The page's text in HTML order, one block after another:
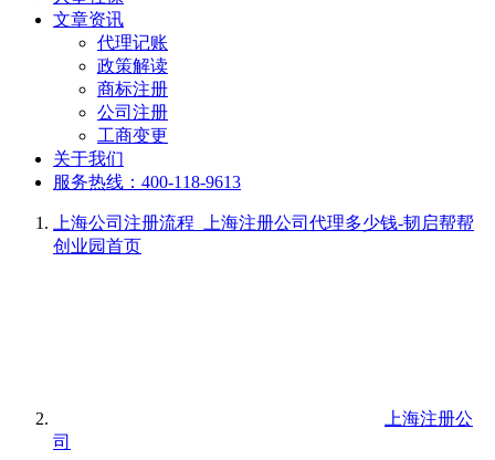
文章资讯
代理记账
政策解读
商标注册
公司注册
工商变更
关于我们
服务热线：400-118-9613
上海公司注册流程_上海注册公司代理多少钱-韧启帮帮
创业园首页
上海注册公
司